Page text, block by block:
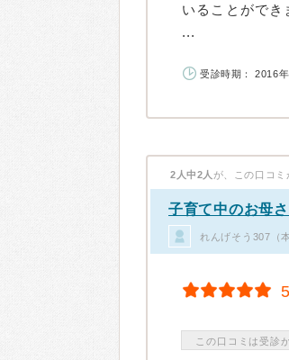
いることができ
...
受診時期： 2016年
2人中2人 が、この口コミ
子育て中のお母
れんげそう307（
この口コミは受診